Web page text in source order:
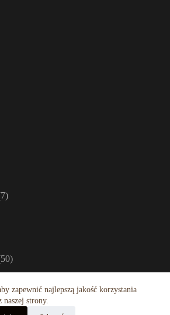
zapewnić najlepszą jakość korzystania
naszej strony.
Sprawdź nasze artykuł z